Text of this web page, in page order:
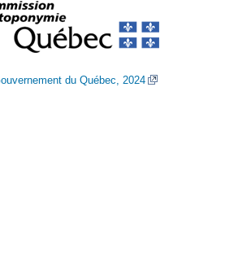
du Québec, 2024